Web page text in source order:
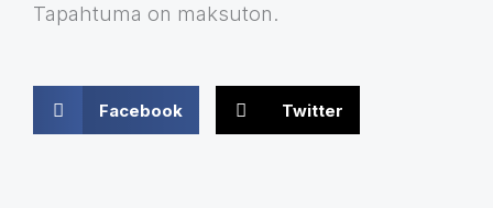
Tapahtuma on maksuton.
Facebook Twitter